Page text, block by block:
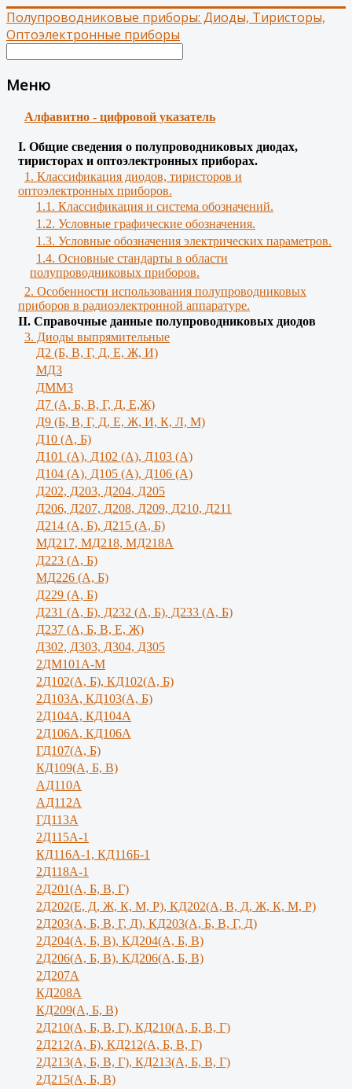
Полупроводниковые приборы: Диоды, Тиристоры,
Оптоэлектронные приборы
Меню
Алфавитно - цифровой указатель
І. Общие сведения о полупроводниковых диодах,
тиристорах и оптоэлектронных приборах.
1. Классификация диодов, тиристоров и
оптоэлектронных приборов.
1.1. Классификация и система обозначений.
1.2. Условные графические обозначения.
1.3. Условные обозначения электрических параметров.
1.4. Основные стандарты в области
полупроводниковых приборов.
2. Особенности использования полупроводниковых
приборов в радиоэлектронной аппаратуре.
II. Справочные данные полупроводниковых диодов
3. Диоды выпрямительные
Д2 (Б, В, Г, Д, Е, Ж, И)
МД3
ДММ3
Д7 (А, Б, В, Г, Д, Е,Ж)
Д9 (Б, В, Г, Д, Е, Ж, И, К, Л, М)
Д10 (А, Б)
Д101 (А), Д102 (А), Д103 (А)
Д104 (А), Д105 (А), Д106 (А)
Д202, Д203, Д204, Д205
Д206, Д207, Д208, Д209, Д210, Д211
Д214 (А, Б), Д215 (А, Б)
МД217, МД218, МД218А
Д223 (А, Б)
МД226 (А, Б)
Д229 (А, Б)
Д231 (А, Б), Д232 (А, Б), Д233 (А, Б)
Д237 (А, Б, В, Е, Ж)
Д302, Д303, Д304, Д305
2ДМ101А-М
2Д102(А, Б), КД102(А, Б)
2Д103А, КД103(А, Б)
2Д104А, КД104А
2Д106А, КД106А
ГД107(А, Б)
КД109(А, Б, В)
АД110А
АД112А
ГД113А
2Д115А-1
КД116А-1, КД116Б-1
2Д118А-1
2Д201(А, Б, В, Г)
2Д202(Е, Д, Ж, К, М, Р), КД202(А, В, Д, Ж, К, М, Р)
2Д203(А, Б, В, Г, Д), КД203(А, Б, В, Г, Д)
2Д204(А, Б, В), КД204(А, Б, В)
2Д206(А, Б, В), КД206(А, Б, В)
2Д207А
КД208А
КД209(А, Б, В)
2Д210(А, Б, В, Г), КД210(А, Б, В, Г)
2Д212(А, Б), КД212(А, Б, В, Г)
2Д213(А, Б, В, Г), КД213(А, Б, В, Г)
2Д215(А, Б, В)